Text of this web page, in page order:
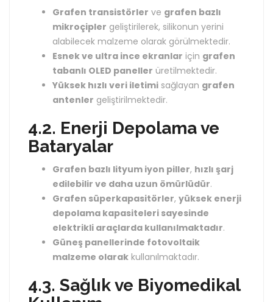
Grafen transistörler ve grafen bazlı
mikroçipler geliştirilerek, silikonun yerini
alabilecek malzeme olarak görülmektedir.
Esnek ve ultra ince ekranlar için grafen
tabanlı OLED paneller üretilmektedir.
Yüksek hızlı veri iletimi sağlayan grafen
antenler geliştirilmektedir.
4.2. Enerji Depolama ve
Bataryalar
Grafen bazlı lityum iyon piller, hızlı şarj
edilebilir ve daha uzun ömürlüdür.
Grafen süperkapasitörler, yüksek enerji
depolama kapasiteleri sayesinde
elektrikli araçlarda kullanılmaktadır.
Güneş panellerinde fotovoltaik
malzeme olarak kullanılmaktadır.
4.3. Sağlık ve Biyomedikal